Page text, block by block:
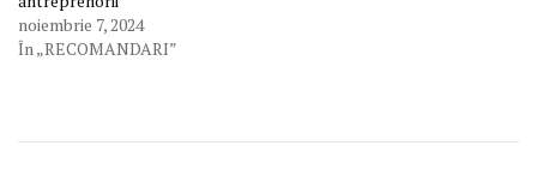
noiembrie 7, 2024
În „RECOMANDARI”